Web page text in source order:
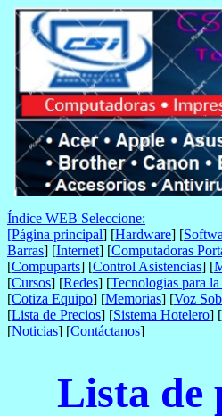
Índice WEB Seleccione:
[Página principal] [Hardware] [
Barras] [Internet] [Computadoras
[Compuparts] [Control Asistencias] [
[Cursos] [Redes] [Tecnologias para
[Cotiza Equipo] [Memorias] [Voz
[Lista de Precios] [Sistema Hotelero] [
[Noticias] [Contáctanos]
Lista de